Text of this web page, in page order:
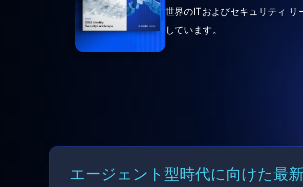
世界のITおよびセキュリティ
しています。
エージェント型時代に向けた最